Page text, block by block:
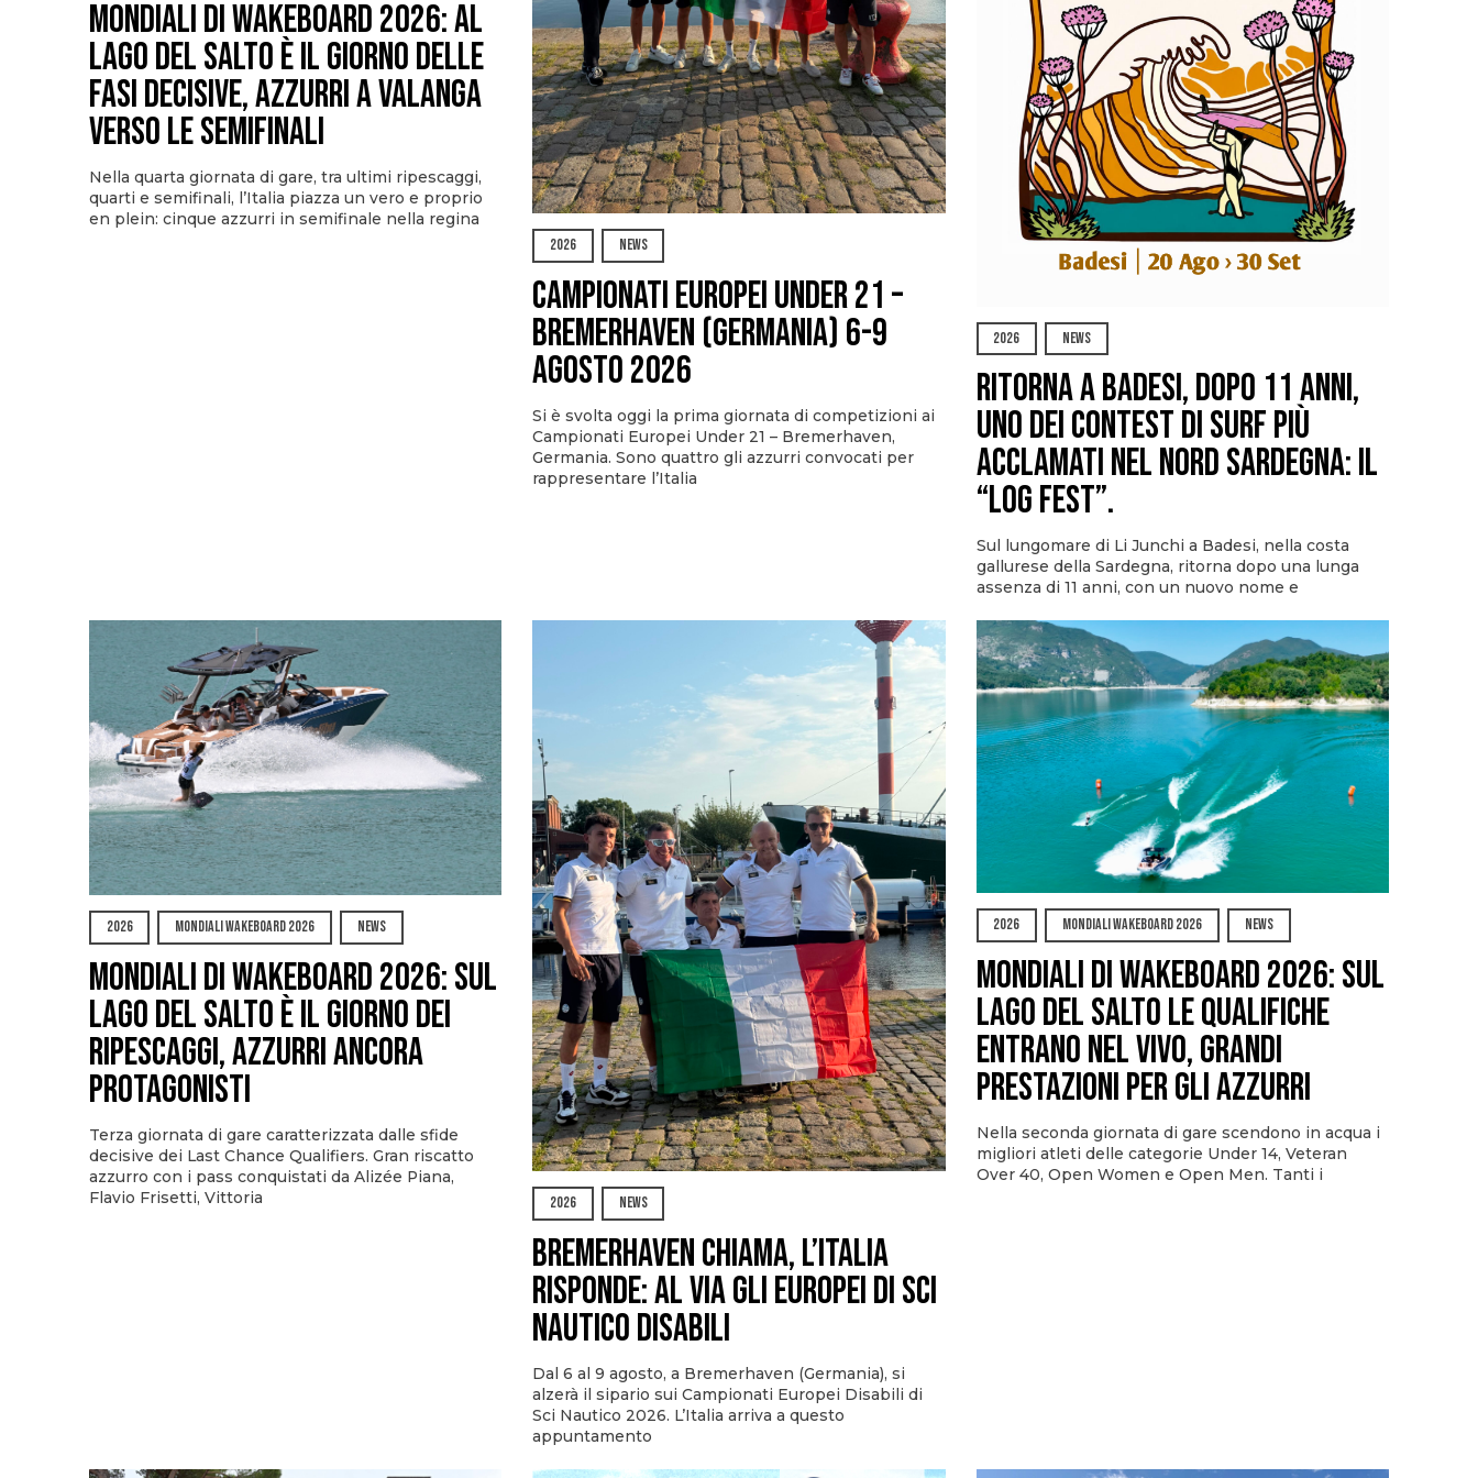
Mondiali di Wakeboard 2026: al
Lago del Salto è il giorno delle
fasi decisive, azzurri a valanga
verso le semifinali
Nella quarta giornata di gare, tra ultimi ripescaggi,
quarti e semifinali, l’Italia piazza un vero e proprio
en plein: cinque azzurri in semifinale nella regina
2026
NEWS
Campionati Europei Under 21 –
Bremerhaven (Germania) 6-9
agosto 2026
Si è svolta oggi la prima giornata di competizioni ai
Campionati Europei Under 21 – Bremerhaven,
Germania. Sono quattro gli azzurri convocati per
rappresentare l’Italia
2026 NEWS
Ritorna a Badesi, dopo 11 anni,
uno dei contest di surf più
acclamati nel nord Sardegna: il
“Log Fest”.
Sul lungomare di Li Junchi a Badesi, nella costa
gallurese della Sardegna, ritorna dopo una lunga
assenza di 11 anni, con un nuovo nome e
2026 MONDIALI WAKEBOARD 2026 NEWS
Mondiali di Wakeboard 2026: sul
Lago del Salto è il giorno dei
ripescaggi, azzurri ancora
protagonisti
Terza giornata di gare caratterizzata dalle sfide
decisive dei Last Chance Qualifiers. Gran riscatto
azzurro con i pass conquistati da Alizée Piana,
Flavio Frisetti, Vittoria
2026 NEWS
Bremerhaven chiama, l’Italia
risponde: al via gli Europei di Sci
Nautico Disabili
Dal 6 al 9 agosto, a Bremerhaven (Germania), si
alzerà il sipario sui Campionati Europei Disabili di
Sci Nautico 2026. L’Italia arriva a questo
appuntamento
2026 MONDIALI WAKEBOARD 2026 NEWS
Mondiali di Wakeboard 2026: sul
Lago del Salto le qualifiche
entrano nel vivo, grandi
prestazioni per gli azzurri
Nella seconda giornata di gare scendono in acqua i
migliori atleti delle categorie Under 14, Veteran
Over 40, Open Women e Open Men. Tanti i